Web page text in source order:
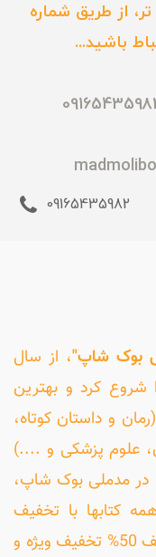
از طریق شماره
باشید...
09165435982
بوک شاپ"، از سال
شروع کرد و بهترین
و داستان کوتاه،
علوم پزشکی و ....)
در مدملی بوک شاپ،
کتابها با تخفیف
انجام می شود و کلیه کتاب ها تا سقف 50% تخفیف ویژه و